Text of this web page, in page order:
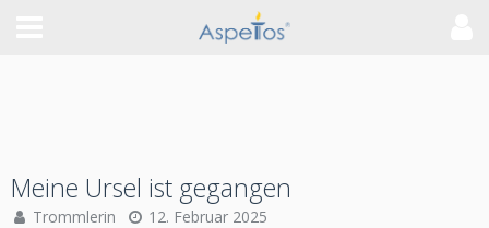
Meine Ursel ist gegangen
Trommlerin 12. Februar 2025